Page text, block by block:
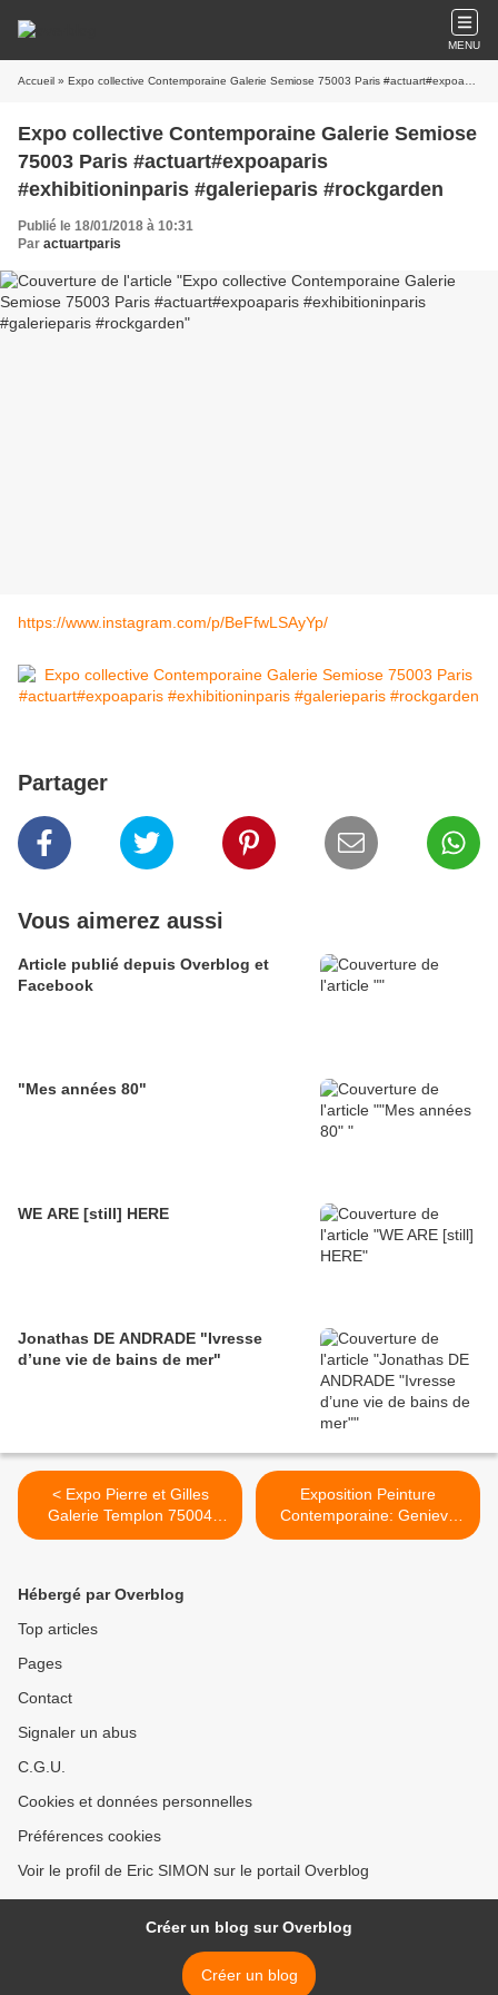
MENU
Accueil » Expo collective Contemporaine Galerie Semiose 75003 Paris #actuart#expoaparis #exhibitioninparis #galerieparis #rockgarden
Expo collective Contemporaine Galerie Semiose
75003 Paris #actuart#expoaparis
#exhibitioninparis #galerieparis #rockgarden
Publié le 18/01/2018 à 10:31
Par actuartparis
https://www.instagram.com/p/BeFfwLSAyYp/
Partager
Vous aimerez aussi
Article publié depuis Overblog et
Facebook
"Mes années 80"
WE ARE [still] HERE
Jonathas DE ANDRADE "Ivresse
d’une vie de bains de mer"
< Expo Pierre et Gilles
Galerie Templon 75004
Paris #actuart#pierreetgilles
Exposition Peinture
Contemporaine: Genieve
FIGGIS « Wish you were
Hébergé par Overblog
Top articles
Pages
Contact
Signaler un abus
C.G.U.
Cookies et données personnelles
Préférences cookies
Voir le profil de Eric SIMON sur le portail Overblog
Créer un blog sur Overblog
Créer un blog